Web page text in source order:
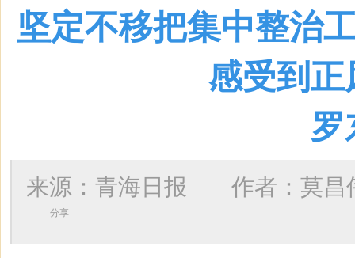
坚定不移把集中整治
感受到
来源：青海日报 作者：莫
分享